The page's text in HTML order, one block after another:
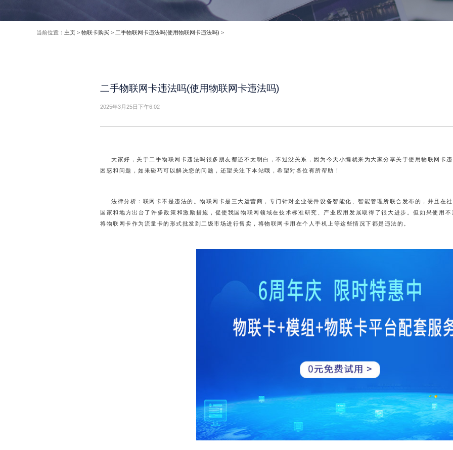
当前位置： 主页 > 物联卡购买 > 二手物联网卡违法吗(使用物联网卡违法吗) >
二手物联网卡违法吗(使用物联网卡违法吗)
2025年3月25日下午6:02
大家好，关于二手物联网卡违法吗很多朋友都还不太明白，不过没关系，因为今天小编就来为大家分享关于使用物联网卡
困惑和问题，如果碰巧可以解决您的问题，还望关注下本站哦，希望对各位有所帮助！
法律分析：联网卡不是违法的。物联网卡是三大运营商，专门针对企业硬件设备智能化、智能管理所联合发布的，并且在
国家和地方出台了许多政策和激励措施，促使我国物联网领域在技术标准研究、产业应用发展取得了很大进步。但如果使用
将物联网卡作为流量卡的形式批发到二级市场进行售卖，将物联网卡用在个人手机上等这些情况下都是违法的。